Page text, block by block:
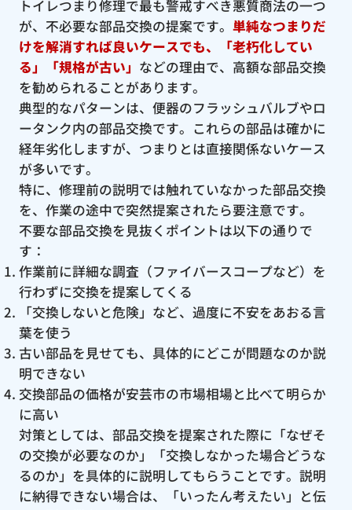
トイレつまり修理で最も警戒すべき悪質商法の一つ
が、不必要な部品交換の提案です。 単純なつまりだ
けを解消すれば良いケースでも、「老朽化してい
る」「規格が古い」 などの理由で、高額な部品交換
を勧められることがあります。
典型的なパターンは、便器のフラッシュバルブやロ
ータンク内の部品交換です。これらの部品は確かに
経年劣化しますが、つまりとは直接関係ないケース
が多いです。
特に、修理前の説明では触れていなかった部品交換
を、作業の途中で突然提案されたら要注意です。
不要な部品交換を見抜くポイントは以下の通りで
す：
作業前に詳細な調査（ファイバースコープなど）を
行わずに交換を提案してくる
「交換しないと危険」など、過度に不安をあおる言
葉を使う
古い部品を見せても、具体的にどこが問題なのか説
明できない
交換部品の価格が安芸市の市場相場と比べて明らか
に高い
対策としては、部品交換を提案された際に「なぜそ
の交換が必要なのか」「交換しなかった場合どうな
るのか」を具体的に説明してもらうことです。説明
に納得できない場合は、「いったん考えたい」と伝